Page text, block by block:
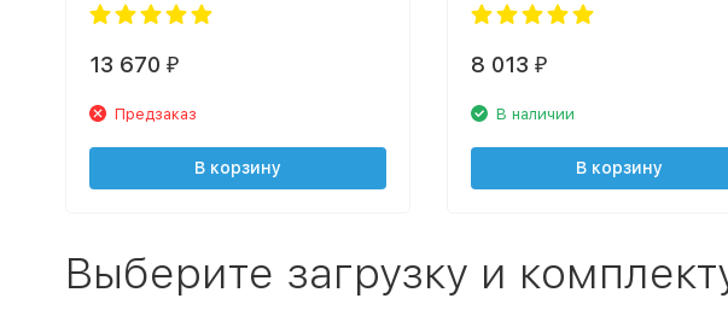
13 670 ₽
Предзаказ
В корзину
8 013 ₽
В наличии
В корзину
Выберите загрузку и